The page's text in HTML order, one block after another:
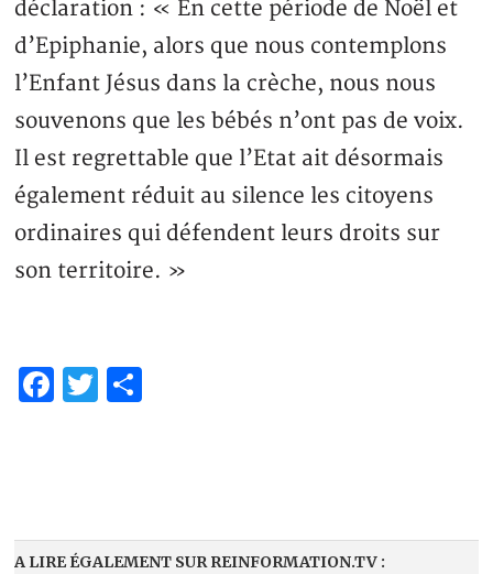
déclaration : « En cette période de Noël et
d’Epiphanie, alors que nous contemplons
l’Enfant Jésus dans la crèche, nous nous
souvenons que les bébés n’ont pas de voix.
Il est regrettable que l’Etat ait désormais
également réduit au silence les citoyens
ordinaires qui défendent leurs droits sur
son territoire. »
Facebook
Twitter
A LIRE ÉGALEMENT SUR REINFORMATION.TV :